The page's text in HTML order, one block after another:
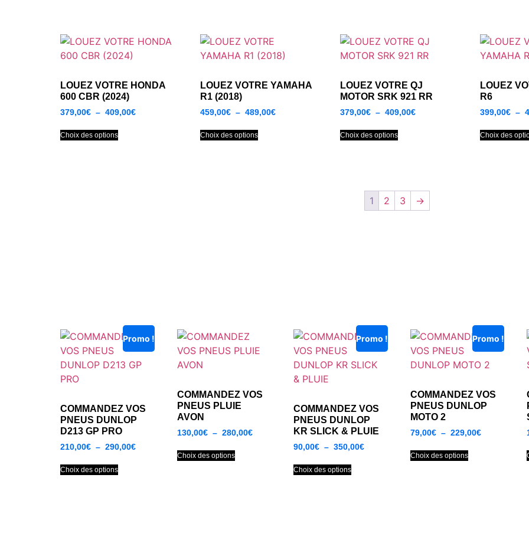
LOUEZ VOTRE HONDA
600 CBR (2024)
379,00€ – 409,00€
Choix des options
LOUEZ VOTRE YAMAHA
R1 (2018)
459,00€ – 489,00€
Choix des options
LOUEZ VOTRE QJ
MOTOR SRK 921 RR
379,00€ – 409,00€
Choix des options
LOUEZ
R6
399,00€ –
Choix des
1 2 3 →
Promo !
COMMANDEZ VOS
PNEUS DUNLOP
D213 GP PRO
210,00€ – 290,00€
Choix des options
COMMANDEZ VOS
PNEUS PLUIE
AVON
130,00€ – 280,00€
Choix des options
Promo !
COMMANDEZ VOS
PNEUS DUNLOP
KR SLICK & PLUIE
90,00€ – 350,00€
Choix des options
Promo !
COMMANDEZ VOS
PNEUS DUNLOP
MOTO 2
79,00€ – 229,00€
Choix des options